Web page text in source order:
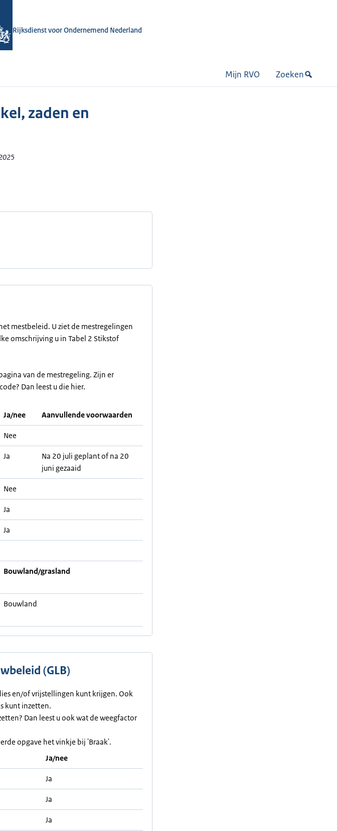
Rijksdienst voor Ondernemend Nederland
Mijn RVO Zoeken
zaden en
mestbeleid. U ziet de mestregelingen
omschrijving u in Tabel 2 Stikstof
van de mestregeling. Zijn er
Dan leest u die hier.
Ja/nee Aanvullende voorwaarden
Nee
Ja
Na 20 juli geplant of na 20
juni gezaaid
Nee
Ja
Ja
Bouwland/grasland
Bouwland
(GLB)
en/of vrijstellingen kunt krijgen. Ook
kunt inzetten.
Dan leest u ook wat de weegfactor
opgave het vinkje bij 'Braak'.
Ja/nee
Ja
Ja
Ja